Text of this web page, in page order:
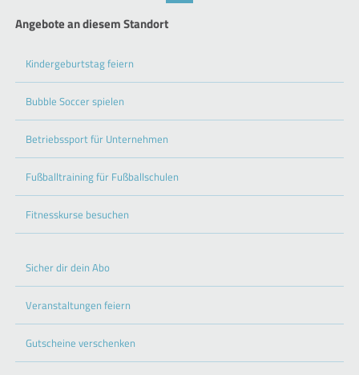
Angebote an diesem Standort
Kindergeburtstag feiern
Bubble Soccer spielen
Betriebssport für Unternehmen
Fußballtraining für Fußballschulen
Fitnesskurse besuchen
Sicher dir dein Abo
Veranstaltungen feiern
Gutscheine verschenken